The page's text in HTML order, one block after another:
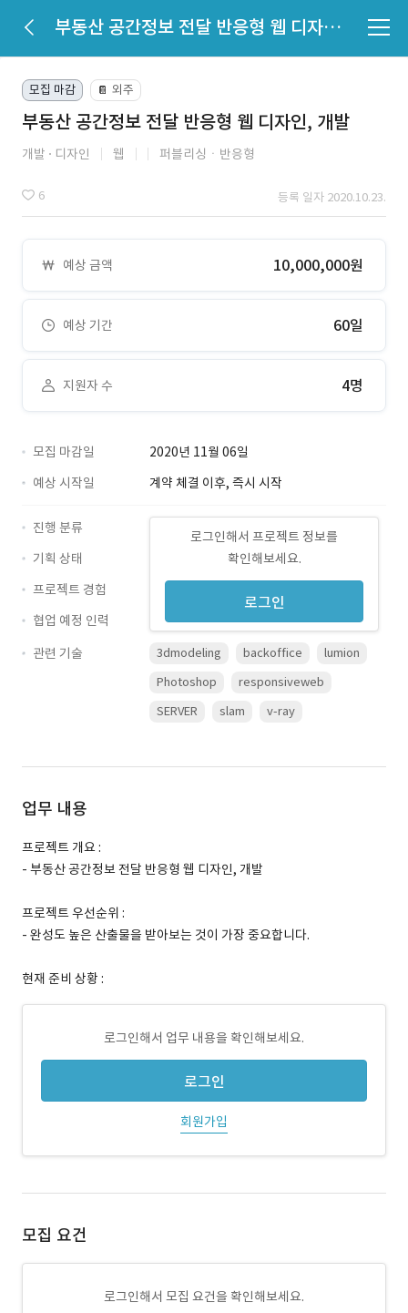
부동산 공간정보 전달 반응형 웹 디자인, 개발
모집 마감 📔 외주
부동산 공간정보 전달 반응형 웹 디자인, 개발
개발 디자인 웹 퍼블리싱ㆍ반응형
6 등록 일자 2020.10.23.
예상 금액 10,000,000원
예상 기간 60일
지원자 수 4명
모집 마감일
2020년 11월 06일
예상 시작일
계약 체결 이후, 즉시 시작
로그인해서 프로젝트 정보를
확인해보세요.
로그인
진행 분류
기획 상태
프로젝트 경험
협업 예정 인력
관련 기술
3dmodeling backoffice
lumion
Photoshop
responsiveweb
SERVER
slam v-ray
업무 내용
프로젝트 개요 :
- 부동산 공간정보 전달 반응형 웹 디자인, 개발
프로젝트 우선순위 :
- 완성도 높은 산출물을 받아보는 것이 가장 중요합니다.
현재 준비 상황 :
로그인해서 업무 내용을 확인해보세요.
로그인
회원가입
모집 요건
로그인해서 모집 요건을 확인해보세요.